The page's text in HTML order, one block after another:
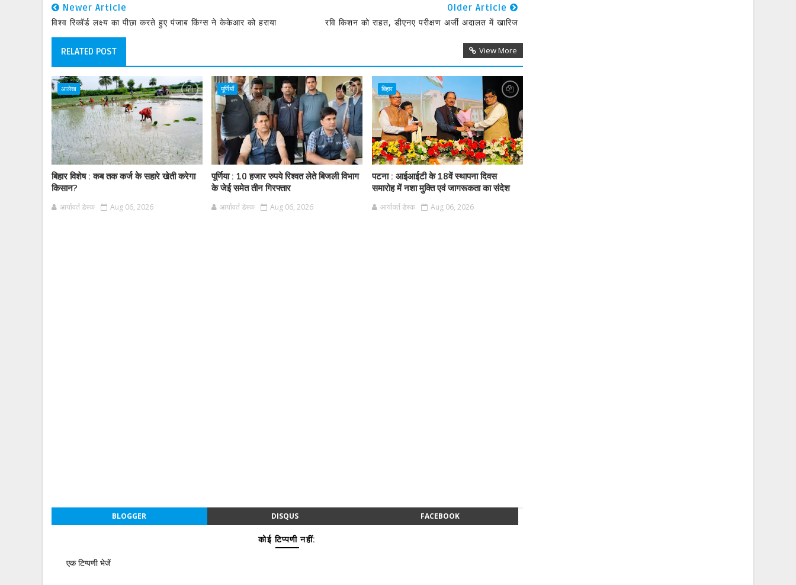
Newer Article
विश्व रिकॉर्ड लक्ष्य का पीछा करते हुए पंजाब किंग्स ने केकेआर को हराया
Older Article
रवि किशन को राहत, डीएनए परीक्षण अर्जी अदालत में खारिज
RELATED POST View More
आलेख
बिहार विशेष : कब तक कर्ज के सहारे खेती करेगा
किसान?
आर्यावर्त डेस्क Aug 06, 2026
पूर्णियाँ
पूर्णिया : 10 हजार रुपये रिश्वत लेते बिजली विभाग
के जेई समेत तीन गिरफ्तार
आर्यावर्त डेस्क Aug 06, 2026
बिहार
पटना : आईआईटी के 18वें स्थापना दिवस
समारोह में नशा मुक्ति एवं जागरूकता का संदेश
आर्यावर्त डेस्क Aug 06, 2026
BLOGGER DISQUS FACEBOOK
कोई टिप्पणी नहीं:
एक टिप्पणी भेजें